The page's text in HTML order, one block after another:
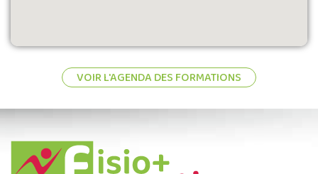
VOIR L'AGENDA DES FORMATIONS